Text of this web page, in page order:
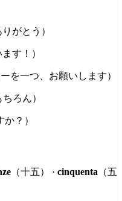
がとう）
す！）
を一つ、お願いします）
ろん）
？）
（十五） · cinquenta （五